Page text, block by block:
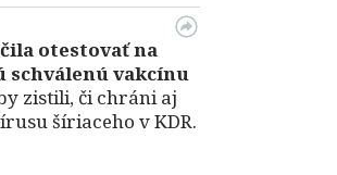
otestovať na
schválenú vakcínu
zistili, či chráni aj
šíriaceho v KDR.